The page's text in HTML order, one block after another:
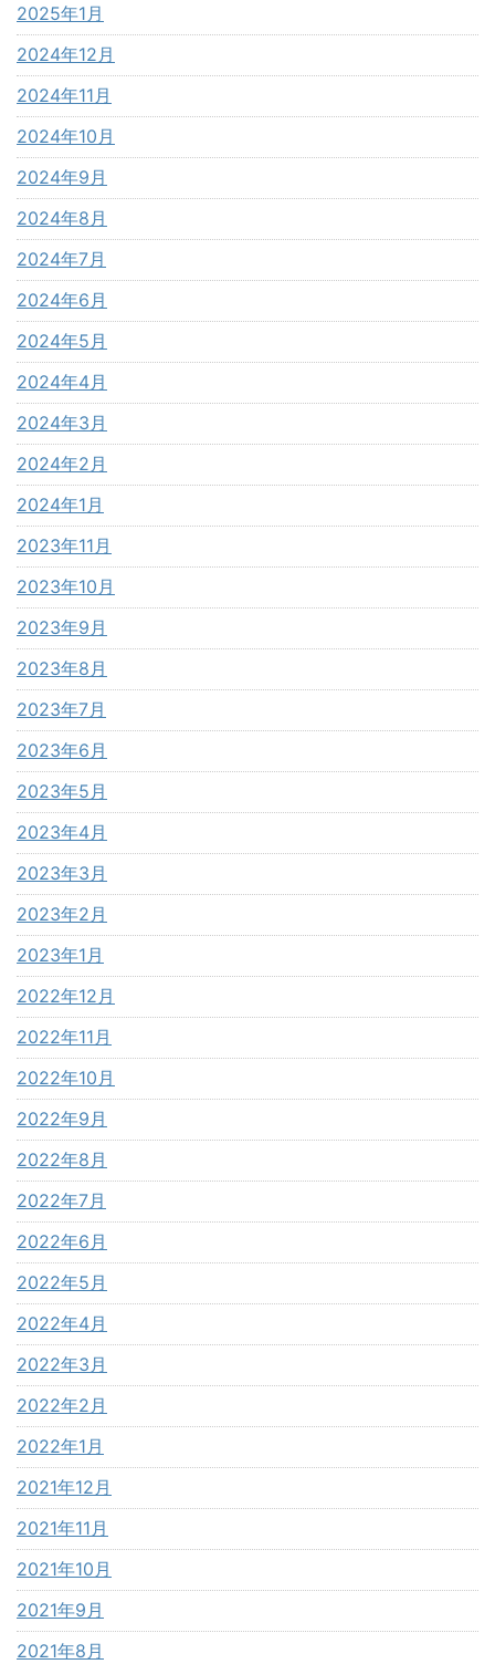
2025年1月
2024年12月
2024年11月
2024年10月
2024年9月
2024年8月
2024年7月
2024年6月
2024年5月
2024年4月
2024年3月
2024年2月
2024年1月
2023年11月
2023年10月
2023年9月
2023年8月
2023年7月
2023年6月
2023年5月
2023年4月
2023年3月
2023年2月
2023年1月
2022年12月
2022年11月
2022年10月
2022年9月
2022年8月
2022年7月
2022年6月
2022年5月
2022年4月
2022年3月
2022年2月
2022年1月
2021年12月
2021年11月
2021年10月
2021年9月
2021年8月